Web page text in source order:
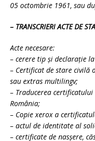
05 octombrie 1961, sau
– TRANSCRIERI ACTE DE
Acte necesare:
– cerere tip şi declaraţie
– Certificat de stare civilă
sau extras multilingv;
– Traducerea
România;
– Copie xerox a
– actul de identitate al
– certificate de nasşere,